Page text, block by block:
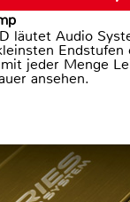
läutet Audio
Endstufen
jeder Menge
ansehen.